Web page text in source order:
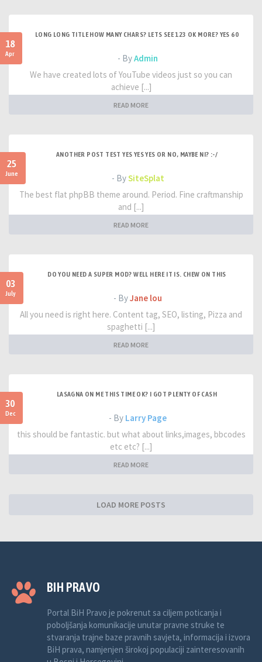
18
Apr
LONG LONG TITLE HOW MANY CHARS? LETS SEE 123 OK MORE? YES 60
- ByAdmin
We have created lots of YouTube videos just so you can
achieve [...]
READ MORE
25
June
ANOTHER POST TEST YES YES YES OR NO, MAYBE NI? :-/
- BySiteSplat
The best flat phpBB theme around. Period. Fine craftmanship
and [...]
READ MORE
03
July
DO YOU NEED A SUPER MOD? WELL HERE IT IS. CHEW ON THIS
- ByJane lou
All you need is right here. Content tag, SEO, listing, Pizza and
spaghetti [...]
READ MORE
30
Dec
LASAGNA ON ME THIS TIME OK? I GOT PLENTY OF CASH
- By Larry Page
this should be fantastic. but what about links,images, bbcodes
etc etc? [...]
READ MORE
LOAD MORE POSTS
BIH PRAVO
Portal BiH Pravo je pokrenut sa ciljem poticanja i
poboljšanja komunikacije unutar pravne struke te
stvaranja trajne baze pravnih savjeta, informacija i izvora
BiH prava, namjenjen širokoj populaciji zainteresovanih